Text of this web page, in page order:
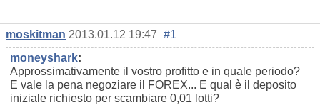
moskitman 2013.01.12 19:47 #1
moneyshark:
Approssimativamente il vostro profitto e in quale periodo?
E vale la pena negoziare il FOREX... E qual è il deposito
iniziale richiesto per scambiare 0,01 lotti?